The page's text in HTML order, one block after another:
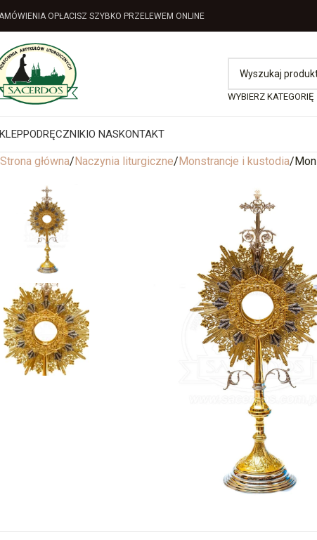
OPŁACISZ SZYBKO PRZELEWEM ONLINE
WYBIERZ KATEGORIĘ
PODRĘCZNIKIO NASKONTAKT
Strona główna Naczynia liturgiczne Monstrancje i kustodia